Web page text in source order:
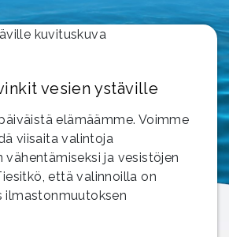
vesien ystäville
elämäämme. Voimme
viisaita valintoja
vähentämiseksi ja vesistöjen
että valinnoilla on
ilmastonmuutoksen